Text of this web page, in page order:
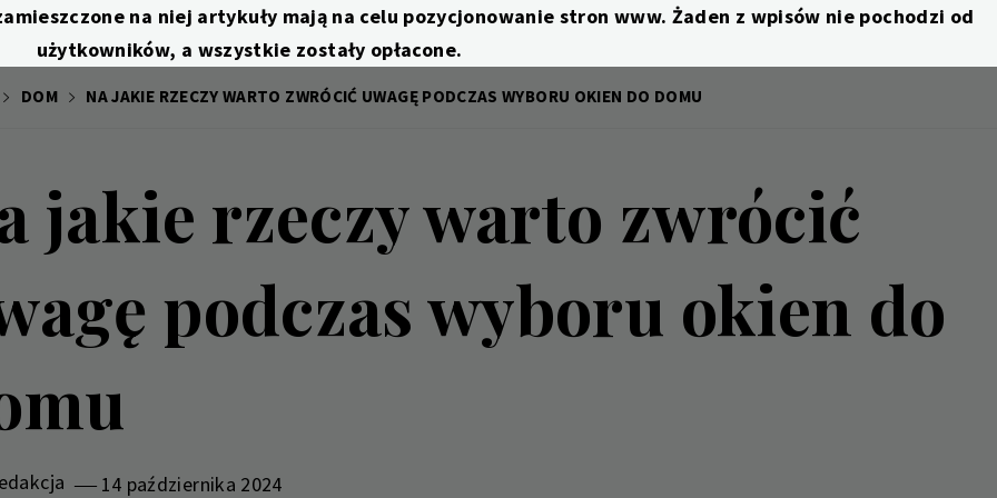
na niej artykuły mają na celu pozycjonowanie stron www. Żaden z wpisów nie pochodzi od
użytkowników, a wszystkie zostały opłacone.
DOM NA JAKIE RZECZY WARTO ZWRÓCIĆ UWAGĘ PODCZAS WYBORU OKIEN DO DOMU
jakie rzeczy warto zwrócić
podczas wyboru okien do
14 października 2024